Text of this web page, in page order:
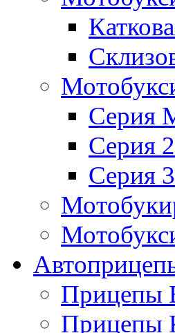
Серия
Серия
Серия